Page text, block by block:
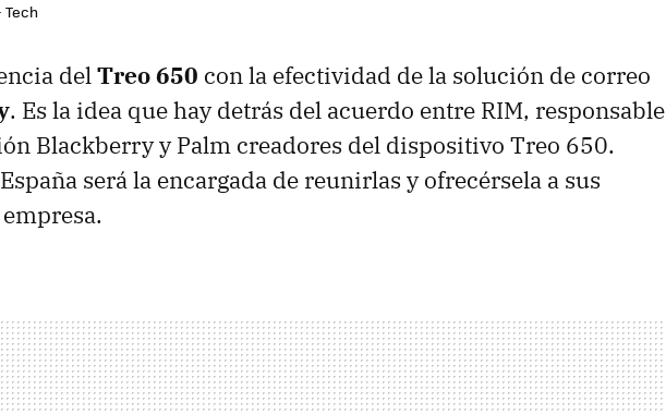
Tech
delTreo 650 con la efectividad de la solución de correo
. Es la idea que hay detrás del acuerdo entre RIM, responsable
Blackberry y Palm creadores del dispositivo Treo 650.
será la encargada de reunirlas y ofrecérsela a sus